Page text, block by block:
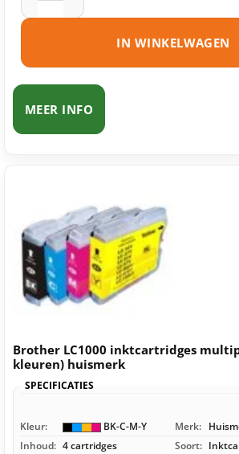
IN WINKELWAGEN
MEER INFO
Brother LC1000 inktcartridges
kleuren) huismerk
SPECIFICATIES
Kleur: BK-C-M-Y Merk:
Inhoud: 4 cartridges Soort: